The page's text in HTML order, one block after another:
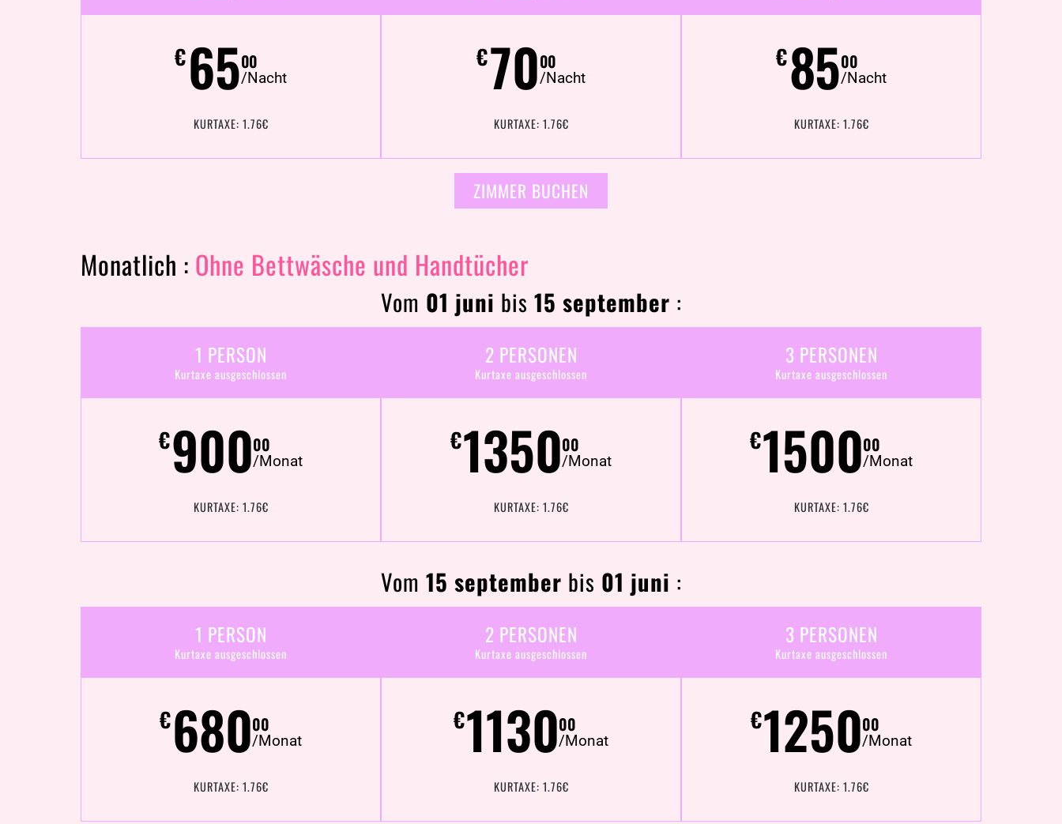
€6500
/Nacht
KURTAXE: 1.76€
€7000
/Nacht
KURTAXE: 1.76€
€8500
/Nacht
KURTAXE: 1.76€
ZIMMER BUCHEN
Monatlich : Ohne Bettwäsche und Handtücher
Vom 01 juni bis 15 september :
1 PERSON
Kurtaxe ausgeschlossen
€90000
/Monat
KURTAXE: 1.76€
2 PERSONEN
Kurtaxe ausgeschlossen
€135000
/Monat
KURTAXE: 1.76€
3 PERSONEN
Kurtaxe ausgeschlossen
€150000
/Monat
KURTAXE: 1.76€
Vom 15 september bis 01 juni :
1 PERSON
Kurtaxe ausgeschlossen
€68000
/Monat
KURTAXE: 1.76€
2 PERSONEN
Kurtaxe ausgeschlossen
€113000
/Monat
KURTAXE: 1.76€
3 PERSONEN
Kurtaxe ausgeschlossen
€125000
/Monat
KURTAXE: 1.76€